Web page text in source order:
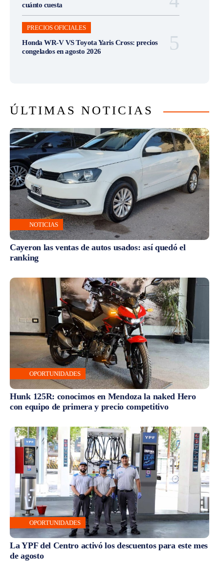
cuánto cuesta
PRECIOS OFICIALES
Honda WR-V VS Toyota Yaris Cross: precios
congelados en agosto 2026
ÚLTIMAS NOTICIAS
NOTICIAS
Cayeron las ventas de autos usados: así quedó el
ranking
OPORTUNIDADES
Hunk 125R: conocimos en Mendoza la naked Hero
con equipo de primera y precio competitivo
OPORTUNIDADES
La YPF del Centro activó los descuentos para este mes
de agosto